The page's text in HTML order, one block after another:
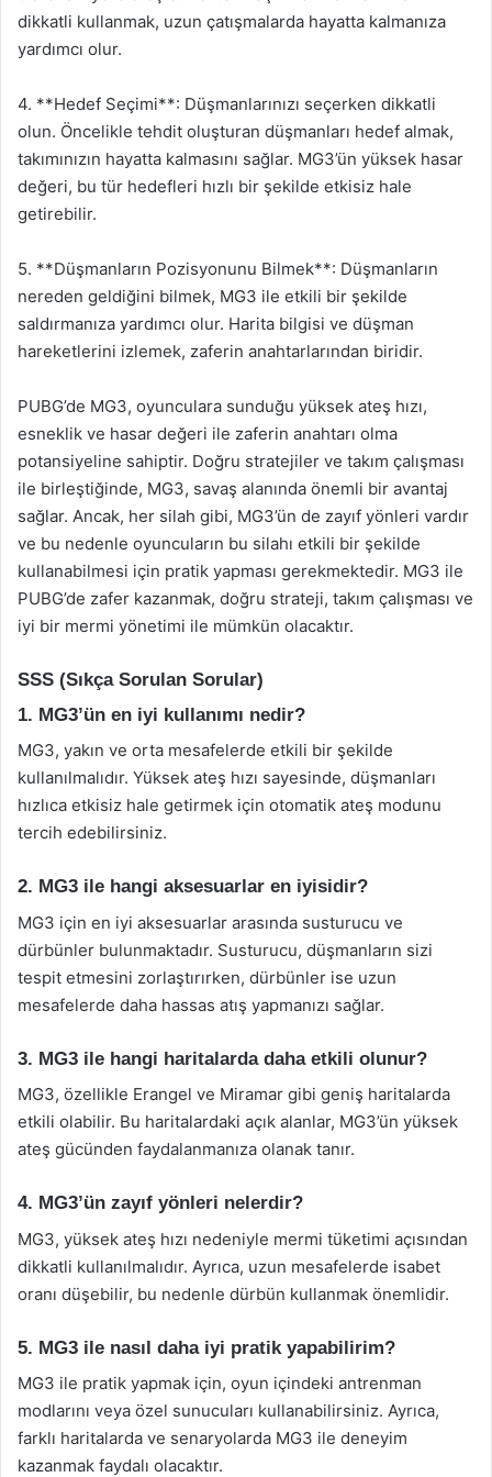
dikkatli kullanmak, uzun çatışmalarda hayatta kalmanıza
yardımcı olur.
4. **Hedef Seçimi**: Düşmanlarınızı seçerken dikkatli
olun. Öncelikle tehdit oluşturan düşmanları hedef almak,
takımınızın hayatta kalmasını sağlar. MG3’ün yüksek hasar
değeri, bu tür hedefleri hızlı bir şekilde etkisiz hale
getirebilir.
5. **Düşmanların Pozisyonunu Bilmek**: Düşmanların
nereden geldiğini bilmek, MG3 ile etkili bir şekilde
saldırmanıza yardımcı olur. Harita bilgisi ve düşman
hareketlerini izlemek, zaferin anahtarlarından biridir.
PUBG’de MG3, oyunculara sunduğu yüksek ateş hızı,
esneklik ve hasar değeri ile zaferin anahtarı olma
potansiyeline sahiptir. Doğru stratejiler ve takım çalışması
ile birleştiğinde, MG3, savaş alanında önemli bir avantaj
sağlar. Ancak, her silah gibi, MG3’ün de zayıf yönleri vardır
ve bu nedenle oyuncuların bu silahı etkili bir şekilde
kullanabilmesi için pratik yapması gerekmektedir. MG3 ile
PUBG’de zafer kazanmak, doğru strateji, takım çalışması ve
iyi bir mermi yönetimi ile mümkün olacaktır.
SSS (Sıkça Sorulan Sorular)
1. MG3’ün en iyi kullanımı nedir?
MG3, yakın ve orta mesafelerde etkili bir şekilde
kullanılmalıdır. Yüksek ateş hızı sayesinde, düşmanları
hızlıca etkisiz hale getirmek için otomatik ateş modunu
tercih edebilirsiniz.
2. MG3 ile hangi aksesuarlar en iyisidir?
MG3 için en iyi aksesuarlar arasında susturucu ve
dürbünler bulunmaktadır. Susturucu, düşmanların sizi
tespit etmesini zorlaştırırken, dürbünler ise uzun
mesafelerde daha hassas atış yapmanızı sağlar.
3. MG3 ile hangi haritalarda daha etkili olunur?
MG3, özellikle Erangel ve Miramar gibi geniş haritalarda
etkili olabilir. Bu haritalardaki açık alanlar, MG3’ün yüksek
ateş gücünden faydalanmanıza olanak tanır.
4. MG3’ün zayıf yönleri nelerdir?
MG3, yüksek ateş hızı nedeniyle mermi tüketimi açısından
dikkatli kullanılmalıdır. Ayrıca, uzun mesafelerde isabet
oranı düşebilir, bu nedenle dürbün kullanmak önemlidir.
5. MG3 ile nasıl daha iyi pratik yapabilirim?
MG3 ile pratik yapmak için, oyun içindeki antrenman
modlarını veya özel sunucuları kullanabilirsiniz. Ayrıca,
farklı haritalarda ve senaryolarda MG3 ile deneyim
kazanmak faydalı olacaktır.